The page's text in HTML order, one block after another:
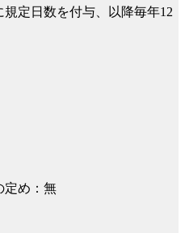
定日数を付与、以降毎年12
定め：無